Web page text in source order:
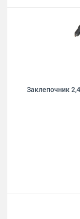
Заклепочник